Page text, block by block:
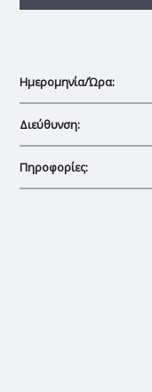
Ημερομηνία/Ώρα:
Διεύθυνση:
Πηροφορίες: